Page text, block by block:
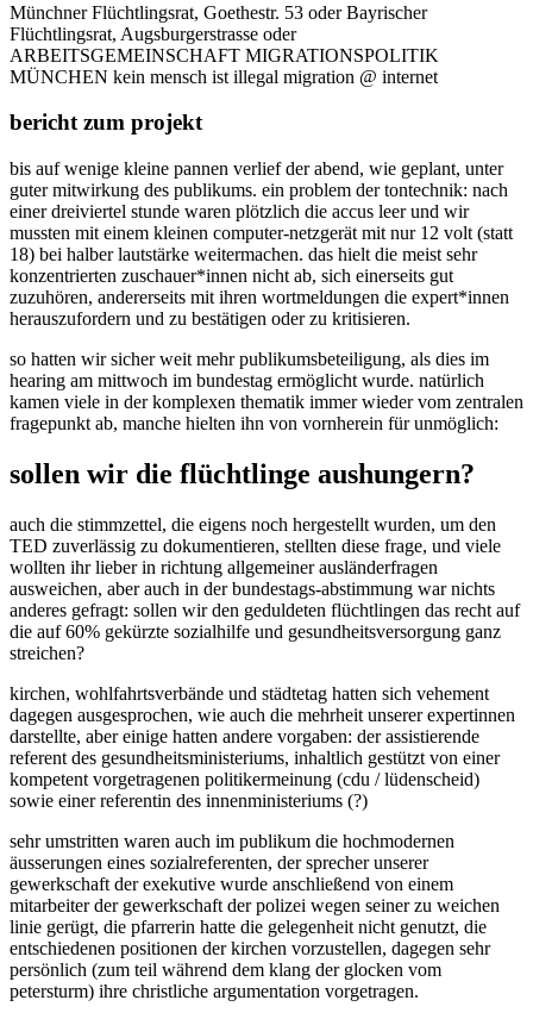
Münchner Flüchtlingsrat, Goethestr. 53 oder Bayrischer
Flüchtlingsrat, Augsburgerstrasse oder
ARBEITSGEMEINSCHAFT MIGRATIONSPOLITIK
MÜNCHEN kein mensch ist illegal migration @ internet
bericht zum projekt
bis auf wenige kleine pannen verlief der abend, wie geplant, unter
guter mitwirkung des publikums. ein problem der tontechnik: nach
einer dreiviertel stunde waren plötzlich die accus leer und wir
mussten mit einem kleinen computer-netzgerät mit nur 12 volt (statt
18) bei halber lautstärke weitermachen. das hielt die meist sehr
konzentrierten zuschauer*innen nicht ab, sich einerseits gut
zuzuhören, andererseits mit ihren wortmeldungen die expert*innen
herauszufordern und zu bestätigen oder zu kritisieren.
so hatten wir sicher weit mehr publikumsbeteiligung, als dies im
hearing am mittwoch im bundestag ermöglicht wurde. natürlich
kamen viele in der komplexen thematik immer wieder vom zentralen
fragepunkt ab, manche hielten ihn von vornherein für unmöglich:
sollen wir die flüchtlinge aushungern?
auch die stimmzettel, die eigens noch hergestellt wurden, um den
TED zuverlässig zu dokumentieren, stellten diese frage, und viele
wollten ihr lieber in richtung allgemeiner ausländerfragen
ausweichen, aber auch in der bundestags-abstimmung war nichts
anderes gefragt: sollen wir den geduldeten flüchtlingen das recht auf
die auf 60% gekürzte sozialhilfe und gesundheitsversorgung ganz
streichen?
kirchen, wohlfahrtsverbände und städtetag hatten sich vehement
dagegen ausgesprochen, wie auch die mehrheit unserer expertinnen
darstellte, aber einige hatten andere vorgaben: der assistierende
referent des gesundheitsministeriums, inhaltlich gestützt von einer
kompetent vorgetragenen politikermeinung (cdu / lüdenscheid)
sowie einer referentin des innenministeriums (?)
sehr umstritten waren auch im publikum die hochmodernen
äusserungen eines sozialreferenten, der sprecher unserer
gewerkschaft der exekutive wurde anschließend von einem
mitarbeiter der gewerkschaft der polizei wegen seiner zu weichen
linie gerügt, die pfarrerin hatte die gelegenheit nicht genutzt, die
entschiedenen positionen der kirchen vorzustellen, dagegen sehr
persönlich (zum teil während dem klang der glocken vom
petersturm) ihre christliche argumentation vorgetragen.